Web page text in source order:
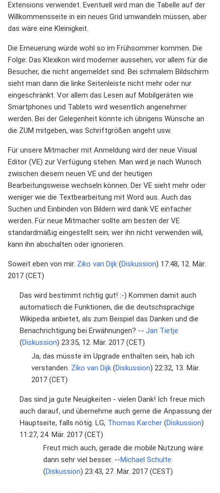
Extensions verwendet. Eventuell wird man die Tabelle auf der
Willkommensseite in ein neues Grid umwandeln müssen, aber
das wäre eine Kleinigkeit.
Die Erneuerung würde wohl so im Frühsommer kommen. Die
Folge: Das Klexikon wird moderner aussehen, vor allem für die
Besucher, die nicht angemeldet sind. Bei schmalem Bildschirm
sieht man dann die linke Seitenleiste nicht mehr oder nur
eingeschränkt. Vor allem das Lesen auf Mobilgeräten wie
Smartphones und Tablets wird wesentlich angenehmer
werden. Bei der Gelegenheit könnte ich übrigens Wünsche an
die ZUM mitgeben, was Schriftgrößen angeht usw.
Für unsere Mitmacher mit Anmeldung wird der neue Visual
Editor (VE) zur Verfügung stehen. Man wird je nach Wunsch
zwischen diesem neuen VE und der heutigen
Bearbeitungsweise wechseln können. Der VE sieht mehr oder
weniger wie die Textbearbeitung mit Word aus. Auch das
Suchen und Einbinden von Bildern wird dank VE einfacher
werden. Für neue Mitmacher sollte am besten der VE
standardmäßig eingestellt sein; wer ihn nicht verwenden will,
kann ihn abschalten oder ignorieren.
Soweit eben von mir. Ziko van Dijk (Diskussion) 17:48, 12. Mär.
2017 (CET)
Das wird bestimmt richtig gut! :-) Kommen damit auch
automatisch die Funktionen, die die deutschsprachige
Wikipedia anbietet, als zum Beispiel das Danken und die
Benachrichtigung bei Erwähnungen? -- Jan Tietje
(Diskussion) 23:35, 12. Mär. 2017 (CET)
Ja, das müsste im Upgrade enthalten sein, hab ich
verstanden. Ziko van Dijk (Diskussion) 22:32, 13. Mär.
2017 (CET)
Das sind ja gute Neuigkeiten - vielen Dank! Ich freue mich
auch darauf, und übernehme auch gerne die Anpassung der
Hauptseite, falls nötig. LG, Thomas Karcher (Diskussion)
11:27, 24. Mär. 2017 (CET)
Freut mich auch, gerade die mobile Nutzung wäre
dann sehr viel besser. --Michael Schulte
(Diskussion) 23:43, 27. Mär. 2017 (CEST)